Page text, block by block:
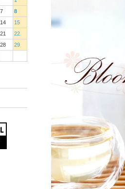
7
8
14
15
21
22
28
29